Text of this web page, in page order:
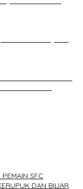
SFC
DAN BILIAR